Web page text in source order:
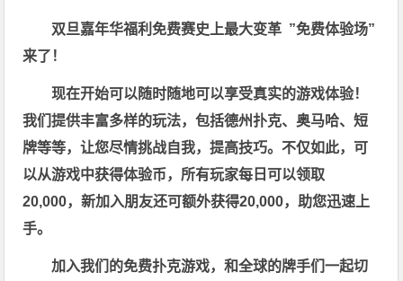
双旦嘉年华福利免费赛史上最大变革 ”免费体验场”
来了！
现在开始可以随时随地可以享受真实的游戏体验！
我们提供丰富多样的玩法，包括德州扑克、奥马哈、短
牌等等，让您尽情挑战自我，提高技巧。不仅如此， 可
以从游戏中获得体验币，所有玩家每日可以领取
20,000，新加入朋友还可额外获得20,000，助您迅速上
手。
加入我们的免费扑克游戏，和全球的牌手们一起切